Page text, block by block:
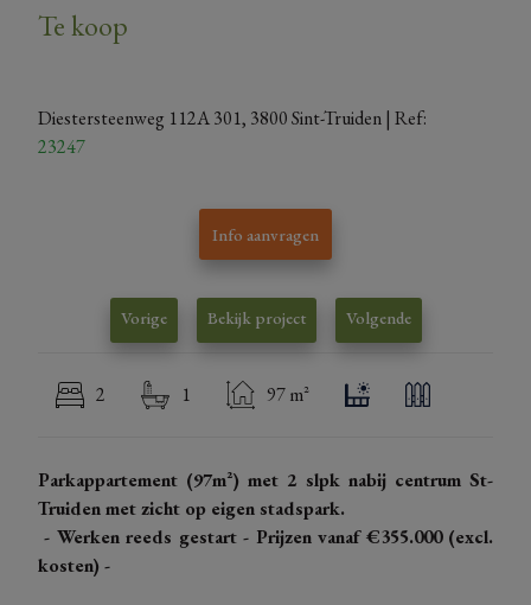
Te koop
Diestersteenweg 112A 301, 3800 Sint-Truiden| Ref:
23247
Info aanvragen
Vorige Bekijk project Volgende
2 1 97 m²
Parkappartement (97m²) met 2 slpk nabij centrum St-
Truiden met zicht op eigen stadspark.
- Werken reeds gestart - Prijzen vanaf €355.000 (excl.
kosten) -